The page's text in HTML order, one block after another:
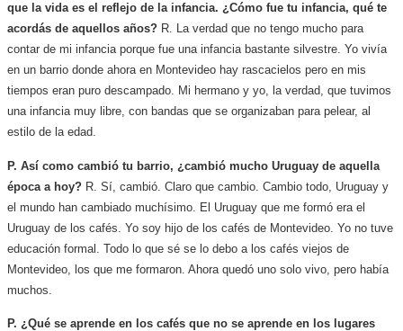
que la vida es el reflejo de la infancia. ¿Cómo fue tu infancia, qué te
acordás de aquellos años? R. La verdad que no tengo mucho para
contar de mi infancia porque fue una infancia bastante silvestre. Yo vivía
en un barrio donde ahora en Montevideo hay rascacielos pero en mis
tiempos eran puro descampado. Mi hermano y yo, la verdad, que tuvimos
una infancia muy libre, con bandas que se organizaban para pelear, al
estilo de la edad.
P. Así como cambió tu barrio, ¿cambió mucho Uruguay de aquella
época a hoy? R. Sí, cambió. Claro que cambio. Cambio todo, Uruguay y
el mundo han cambiado muchísimo. El Uruguay que me formó era el
Uruguay de los cafés. Yo soy hijo de los cafés de Montevideo. Yo no tuve
educación formal. Todo lo que sé se lo debo a los cafés viejos de
Montevideo, los que me formaron. Ahora quedó uno solo vivo, pero había
muchos.
P. ¿Qué se aprende en los cafés que no se aprende en los lugares